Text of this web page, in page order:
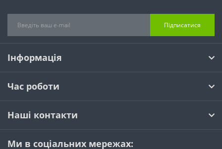
Підписатися
Інформація
Час роботи
Наші контакти
Ми в соціальних мережах: